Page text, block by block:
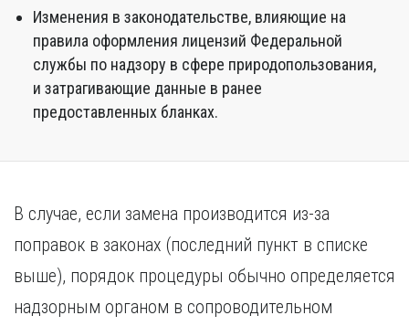
Изменения в законодательстве, влияющие на
правила оформления лицензий Федеральной
службы по надзору в сфере природопользования,
и затрагивающие данные в ранее
предоставленных бланках.
В случае, если замена производится из-за
поправок в законах (последний пункт в списке
выше), порядок процедуры обычно определяется
надзорным органом в сопроводительном